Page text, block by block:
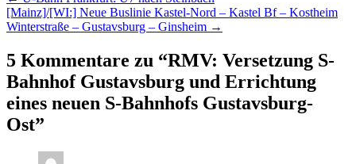
[Mainz]/[WI:] Neue Buslinie Kastel-Nord – Kastel Bf – Kostheim
Winterstraße – Gustavsburg – Ginsheim →
5 Kommentare zu “RMV: Versetzung S-
Bahnhof Gustavsburg und Errichtung
eines neuen S-Bahnhofs Gustavsburg-
Ost”